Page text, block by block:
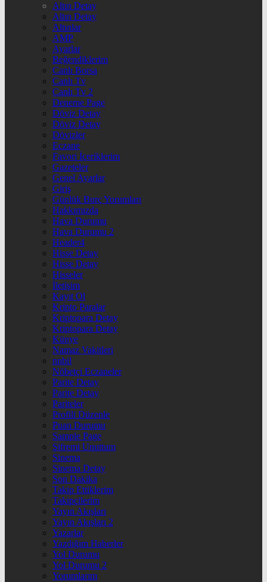
Altın Detay
Altın Detay
Altınlar
AMP
Ayarlar
Beğendiklerim
Canlı Borsa
Canlı Tv
Canlı Tv 2
Deneme Page
Döviz Detay
Döviz Detay
Dövizler
Eczane
Favori İçeriklerim
Gazeteler
Genel Ayarlar
Giriş
Günlük Burç Yorumları
Hakkımızda
Hava Durumu
Hava Durumu 2
Header4
Hisse Detay
Hisse Detay
Hisseler
İletişim
Kayıt Ol
Kripto Paralar
Kriptopara Detay
Kriptopara Detay
Künye
Namaz Vakitleri
nnbil
Nöbetçi Eczaneler
Parite Detay
Parite Detay
Pariteler
Profili Düzenle
Puan Durumu
Sample Page
Şifremi Unuttum
Sinema
Sinema Detay
Son Dakika
Takip Ettiklerim
Takipçilerim
Yayın Akışları
Yayın Akışları 2
Yazarlar
Yazdığım Haberler
Yol Durumu
Yol Durumu 2
Yorumlarım